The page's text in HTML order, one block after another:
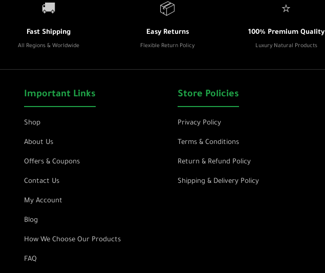
🚚
Fast Shipping
All Regions & Worldwide
📦
Easy Returns
Flexible Return Policy
⭐
100% Premium Quality
Luxury Natural Products
Important Links
Shop
About Us
Offers & Coupons
Contact Us
My Account
Blog
How We Choose Our Products
FAQ
Store Policies
Privacy Policy
Terms & Conditions
Return & Refund Policy
Shipping & Delivery Policy